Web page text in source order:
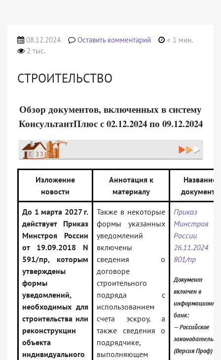
08.12.2024 Оставить комментарий
< 1 мин.
2 тыс.
СТРОИТЕЛЬСТВО
Обзор документов, включенных в систему
КонсультантПлюс с 02.12.2024 по 09.12.2024
Изложение
новости
Аннотация к
материалу
Название
документа
До 1 марта 2027 г.
действует Приказ
Минстроя России
от 19.09.2018 N
591/пр, которым
утверждены
формы
уведомлений,
необходимых для
строительства или
реконструкции
объекта
индивидуального
Также в некоторые
формы указанных
уведомлений
включены
сведения о
договоре
строительного
подряда с
использованием
счета эскроу, а
также сведения о
подрядчике,
выполняющем
Приказ
Минстроя
России
26.11.2024
801/пр
Документ
включен в
банк:
— Российское
(Версия Проф)